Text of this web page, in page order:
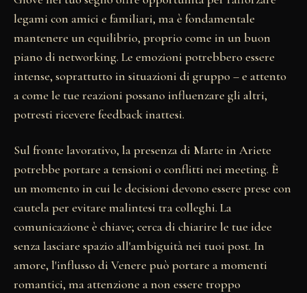
legami con amici e familiari, ma è fondamentale
mantenere un equilibrio, proprio come in un buon
piano di networking. Le emozioni potrebbero essere
intense, soprattutto in situazioni di gruppo – e attento
a come le tue reazioni possano influenzare gli altri,
potresti ricevere feedback inattesi.
Sul fronte lavorativo, la presenza di Marte in Ariete
potrebbe portare a tensioni o conflitti nei meeting. È
un momento in cui le decisioni devono essere prese con
cautela per evitare malintesi tra colleghi. La
comunicazione è chiave; cerca di chiarire le tue idee
senza lasciare spazio all'ambiguità nei tuoi post. In
amore, l'influsso di Venere può portare a momenti
romantici, ma attenzione a non essere troppo